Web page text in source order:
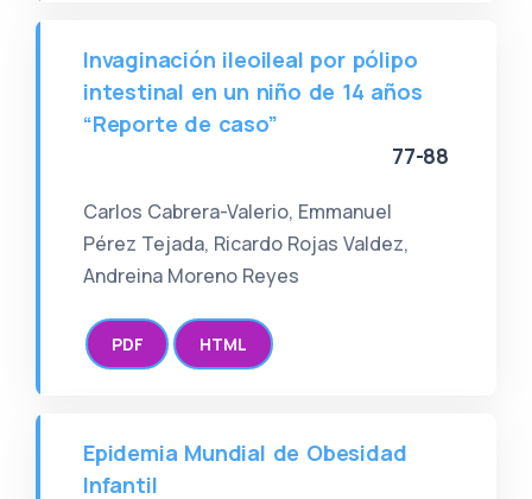
Invaginación ileoileal por pólipo
intestinal en un niño de 14 años
“Reporte de caso”
77-88
Carlos Cabrera-Valerio, Emmanuel
Pérez Tejada, Ricardo Rojas Valdez,
Andreina Moreno Reyes
PDF HTML
Epidemia Mundial de Obesidad
Infantil